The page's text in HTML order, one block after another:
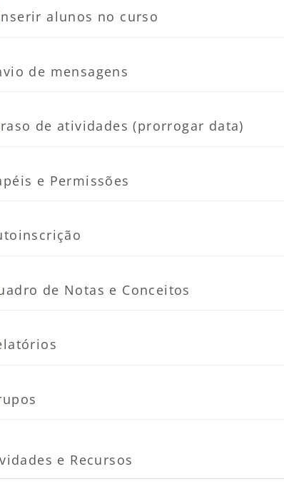
alunos no curso
de mensagens
de atividades (prorrogar data)
e Permissões
de Notas e Conceitos
e Recursos